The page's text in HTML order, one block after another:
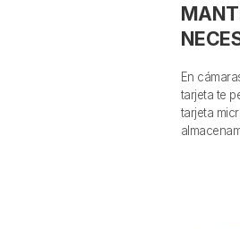
En
tarjeta te
tarjeta